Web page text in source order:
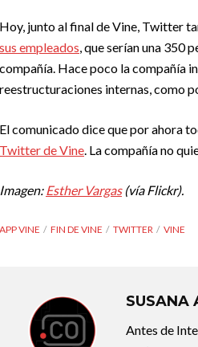
Hoy, junto al final de Vine, Twitter
sus empleados, que serían una 350
compañía. Hace poco la compañía
reestructuraciones internas, como
El comunicado dice que por ahora
Twitter de Vine. La compañía no
Imagen:Esther Vargas(vía Flickr).
APP VINE FIN DE VINE TWITTER VINE
SUSANA
Antes de